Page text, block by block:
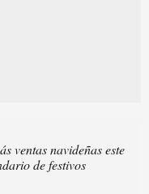
ventas navideñas este
de festivos